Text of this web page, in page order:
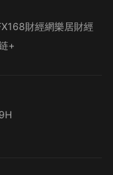
財經網樂居財經
+